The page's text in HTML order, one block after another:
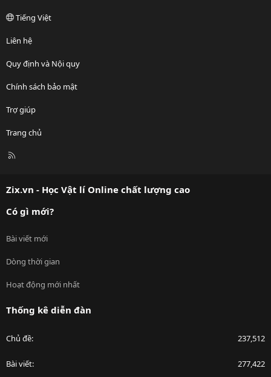
Tiếng Việt
Liên hệ
Quy định và Nội quy
Chính sách bảo mật
Trợ giúp
Trang chủ
R
Zix.vn - Học Vật lí Online chất lượng cao
Có gì mới?
Bài viết mới
Dòng thời gian
Hoạt động mới nhất
Thống kê diễn đàn
Chủ đề 237,512
Bài viết 277,422